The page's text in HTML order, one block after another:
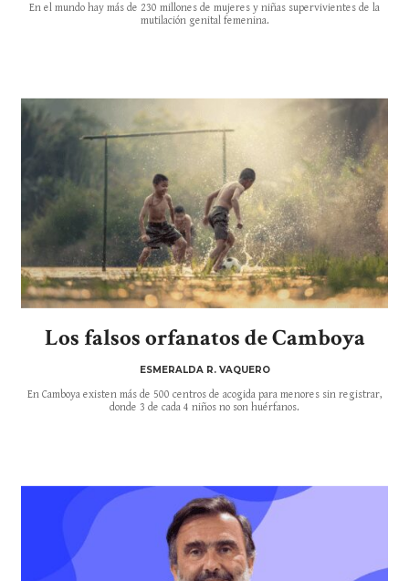
En el mundo hay más de 230 millones de mujeres y niñas supervivientes de la
mutilación genital femenina.
Los falsos orfanatos de Camboya
ESMERALDA R. VAQUERO
En Camboya existen más de 500 centros de acogida para menores sin registrar,
donde 3 de cada 4 niños no son huérfanos.